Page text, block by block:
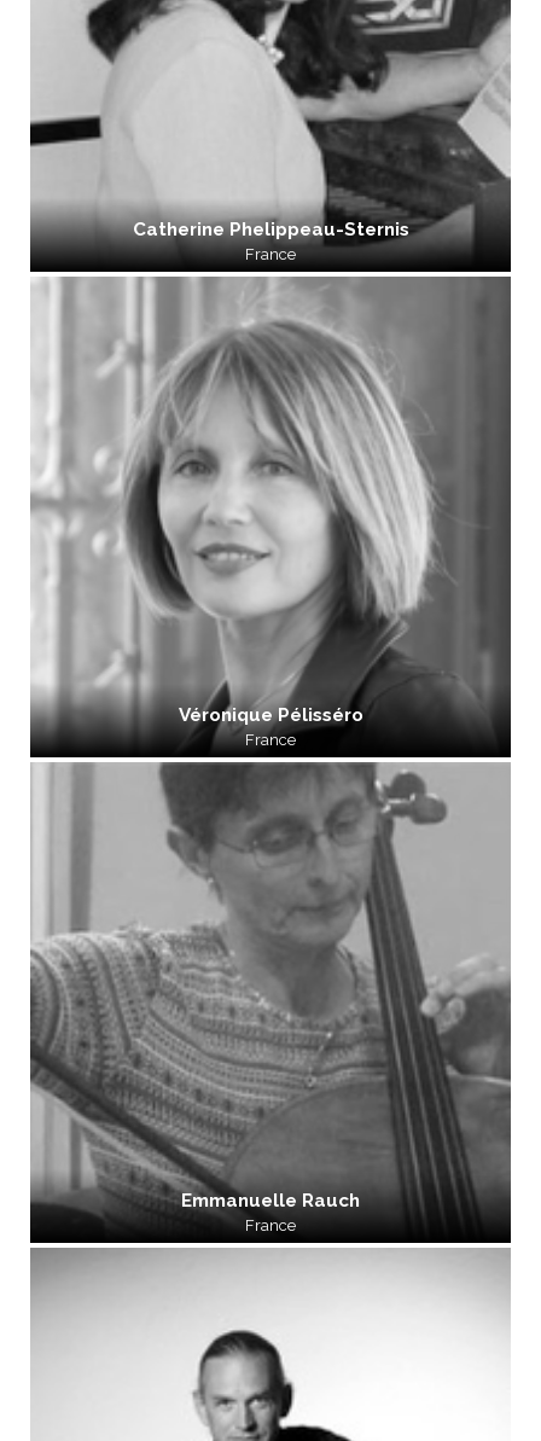
Catherine Phelippeau-Sternis
France
Véronique Pélisséro
France
Emmanuelle Rauch
France